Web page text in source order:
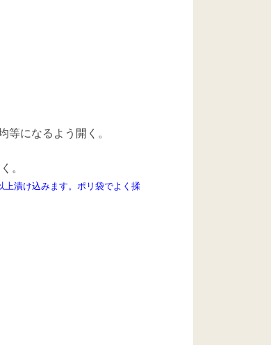
になるよう開く。
。
漬け込みます。ポリ袋でよく揉